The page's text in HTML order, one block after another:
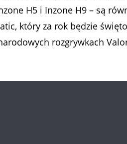
H5 i Inzone H9 – są
który za rok będzie
rozgrywkach